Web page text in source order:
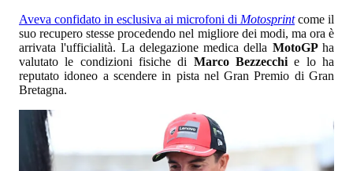
Aveva confidato in esclusiva ai microfoni di Motosprintcome il
suo recupero stesse procedendo nel migliore dei modi, ma ora è
arrivata l'ufficialità. La delegazione medica della MotoGPha
valutato le condizioni fisiche di Marco Bezzecchi e lo ha
reputato idoneo a scendere in pista nel Gran Premio di Gran
Bretagna.